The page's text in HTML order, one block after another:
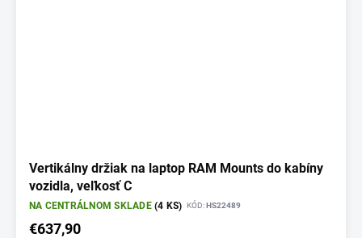
Vertikálny držiak na laptop RAM Mounts do kabíny
vozidla, veľkosť C
NA CENTRÁLNOM SKLADE(4 KS) KÓD:HS22489
€637,90